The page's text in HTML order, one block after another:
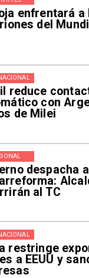
enfrentará a
del
reduce
con
de Milei
despacha
al TC
restringe
a EEUU y